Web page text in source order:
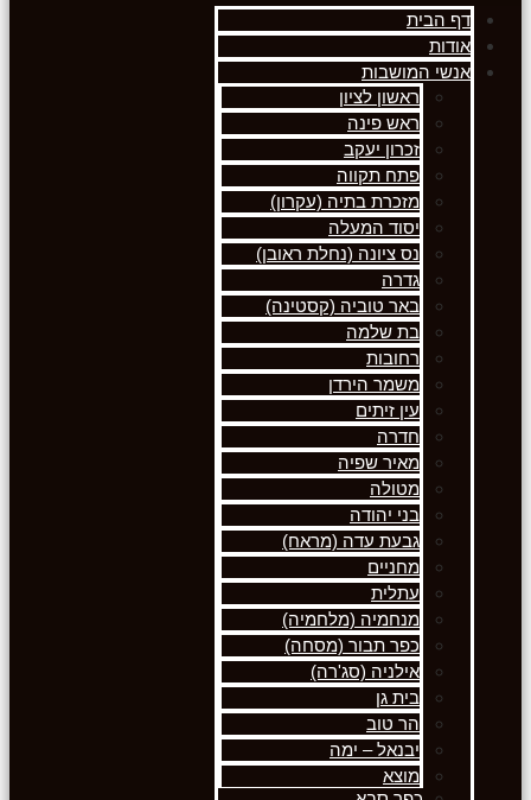
דף הבית
אודות
אנשי המושבות
ראשון לציון
ראש פינה
זכרון יעקב
פתח תקווה
מזכרת בתיה (עקרון)
יסוד המעלה
נס ציונה (נחלת ראובן)
גדרה
באר טוביה (קסטינה)
בת שלמה
רחובות
משמר הירדן
עין זיתים
חדרה
מאיר שפיה
מטולה
בני יהודה
גבעת עדה (מראח)
מחניים
עתלית
מנחמיה (מלחמיה)
כפר תבור (מסחה)
אילניה (סג'רה)
בית גן
הר טוב
יבנאל – ימה
מוצא